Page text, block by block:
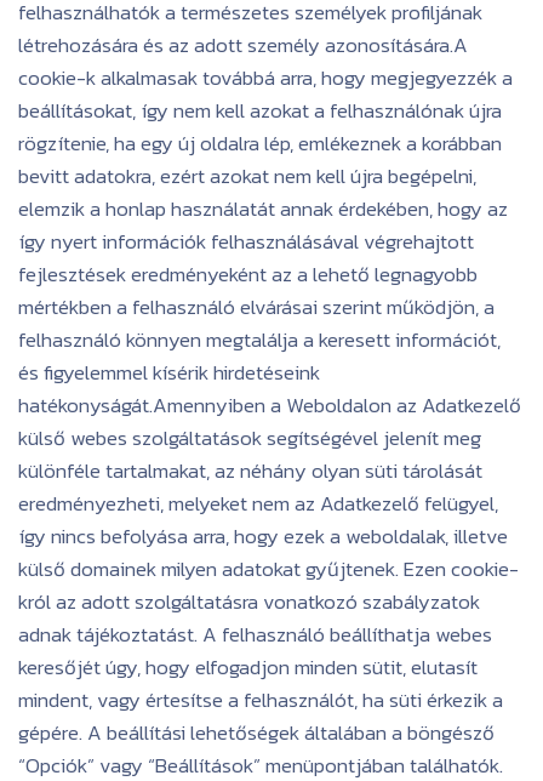
felhasználhatók a természetes személyek profiljának
létrehozására és az adott személy azonosítására.A
cookie-k alkalmasak továbbá arra, hogy megjegyezzék a
beállításokat, így nem kell azokat a felhasználónak újra
rögzítenie, ha egy új oldalra lép, emlékeznek a korábban
bevitt adatokra, ezért azokat nem kell újra begépelni,
elemzik a honlap használatát annak érdekében, hogy az
így nyert információk felhasználásával végrehajtott
fejlesztések eredményeként az a lehető legnagyobb
mértékben a felhasználó elvárásai szerint működjön, a
felhasználó könnyen megtalálja a keresett információt,
és figyelemmel kísérik hirdetéseink
hatékonyságát.Amennyiben a Weboldalon az Adatkezelő
külső webes szolgáltatások segítségével jelenít meg
különféle tartalmakat, az néhány olyan süti tárolását
eredményezheti, melyeket nem az Adatkezelő felügyel,
így nincs befolyása arra, hogy ezek a weboldalak, illetve
külső domainek milyen adatokat gyűjtenek. Ezen cookie-
król az adott szolgáltatásra vonatkozó szabályzatok
adnak tájékoztatást. A felhasználó beállíthatja webes
keresőjét úgy, hogy elfogadjon minden sütit, elutasít
mindent, vagy értesítse a felhasználót, ha süti érkezik a
gépére. A beállítási lehetőségek általában a böngésző
“Opciók” vagy “Beállítások” menüpontjában találhatók.